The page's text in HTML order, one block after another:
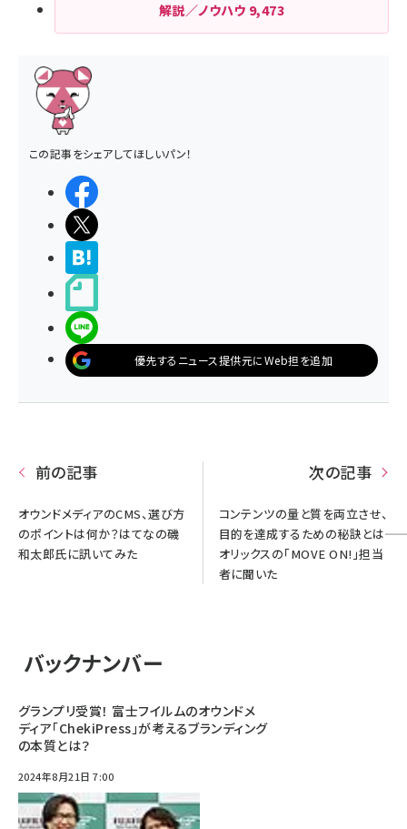
解説／ノウハウ 9,473
この記事をシェアしてほしいパン！
優先するニュース提供元にWeb担を追加
前の記事
オウンドメディアのCMS、選び方
のポイントは何か？はてなの磯
和太郎氏に訊いてみた
次の記事
コンテンツの量と質を両立させ、
目的を達成するための秘訣とは――
オリックスの「MOVE ON!」担当
者に聞いた
バックナンバー
グランプリ受賞！ 富士フイルムのオウンドメ
ディア「ChekiPress」が考えるブランディング
の本質とは？
2024年8月21日 7:00